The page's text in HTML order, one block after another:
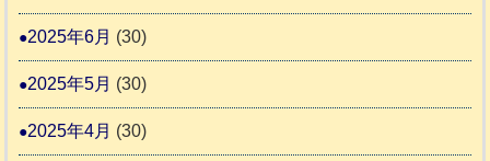
2025年6月 (30)
2025年5月 (30)
2025年4月 (30)